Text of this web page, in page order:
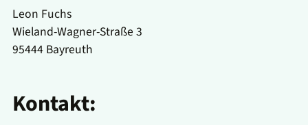
Leon Fuchs
Wieland-Wagner-Straße 3
95444 Bayreuth
Kontakt: